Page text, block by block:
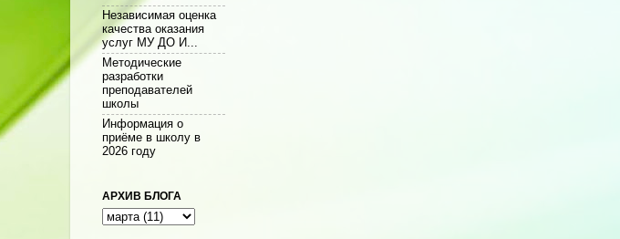
Независимая оценка
качества оказания
услуг МУ ДО И...
Методические
разработки
преподавателей
школы
Информация о
приёме в школу в
2026 году
АРХИВ БЛОГА